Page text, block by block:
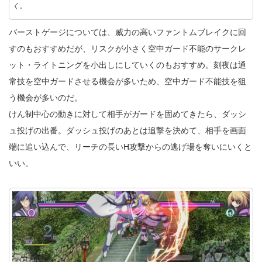
く。
バーストゲージについては、威力の高いファントムブレイクに回
すのもおすすめだが、リスクが小さく空中ガード不能のサークレ
ット・ライトニングを小出しにしていくのもおすすめ。刻夜は通
常技を空中ガードさせる機会が多いため、空中ガード不能技を狙
う機会が多いのだ。
けん制中心の動きに対して相手がガードを固めてきたら、ダッシ
ュ投げの出番。ダッシュ投げのあとは追撃を決めて、相手を画面
端に追い込んで、リーチの長いH攻撃からの逃げ場を奪いにいくと
いい。